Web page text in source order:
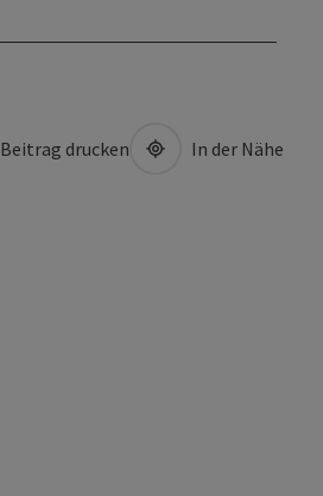
Beitrag drucken In der Nähe